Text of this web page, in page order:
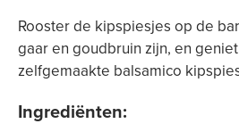
Rooster de kipspiesjes op de
gaar en goudbruin zijn, en
zelfgemaakte balsamico
Ingrediënten: